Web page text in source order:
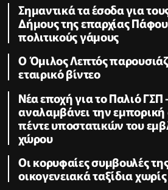
Σημαντικά τα έσοδα για
Δήμους της επαρχίας
πολιτικούς γάμους
Ο Όμιλος Λεπτός
εταιρικό βίντεο
Νέα εποχή για το Παλιό ΓΣΠ
αναλαμβάνει την
πέντε υποστατικών του
χώρου
Οι κορυφαίες συμβουλές
οικογενειακά ταξίδια